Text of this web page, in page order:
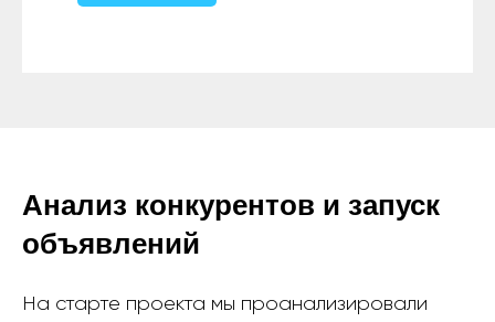
Анализ конкурентов и запуск
объявлений
На старте проекта мы проанализировали